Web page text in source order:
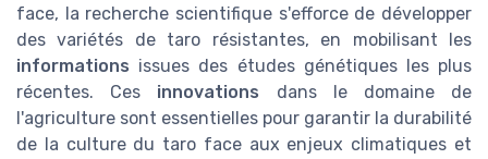
face, la recherche scientifique s'efforce de développer
des variétés de taro résistantes, en mobilisant les
informations issues des études génétiques les plus
récentes. Ces innovations dans le domaine de
l'agriculture sont essentielles pour garantir la durabilité
de la culture du taro face aux enjeux climatiques et